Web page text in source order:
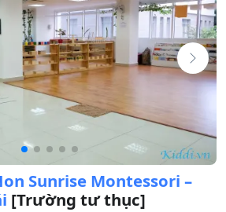
Sunrise Montessori –
[Trường tư thục]